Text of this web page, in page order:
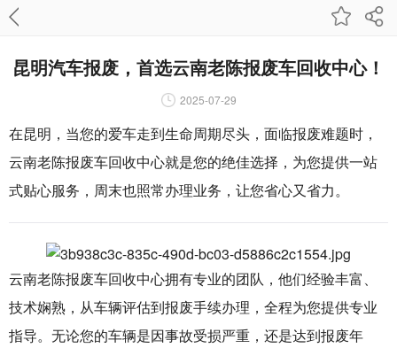
昆明汽车报废，首选云南老陈报废车回收中心！
2025-07-29
在昆明，当您的爱车走到生命周期尽头，面临报废难题时，
云南老陈报废车回收中心就是您的绝佳选择，为您提供一站
式贴心服务，周末也照常办理业务，让您省心又省力。
云南老陈报废车回收中心拥有专业的团队，他们经验丰富、
技术娴熟，从车辆评估到报废手续办理，全程为您提供专业
指导。无论您的车辆是因事故受损严重，还是达到报废年